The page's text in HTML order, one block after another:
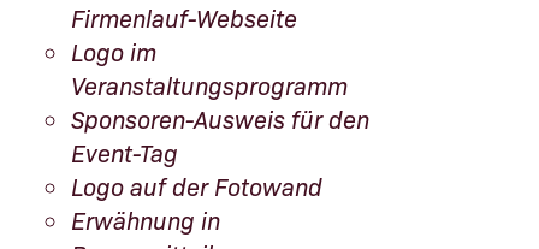
Firmenlauf-Webseite
Logo im
Veranstaltungsprogramm
Sponsoren-Ausweis für den
Event-Tag
Logo auf der Fotowand
Erwähnung in